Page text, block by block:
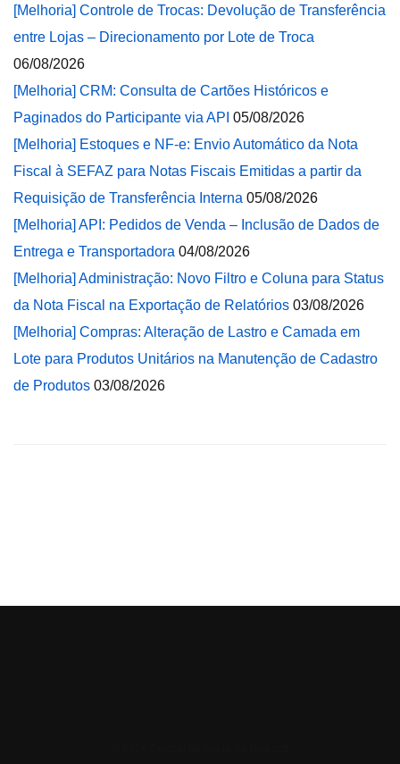
[Melhoria] Controle de Trocas: Devolução de Transferência
entre Lojas – Direcionamento por Lote de Troca
06/08/2026
[Melhoria] CRM: Consulta de Cartões Históricos e
Paginados do Participante via API 05/08/2026
[Melhoria] Estoques e NF-e: Envio Automático da Nota
Fiscal à SEFAZ para Notas Fiscais Emitidas a partir da
Requisição de Transferência Interna 05/08/2026
[Melhoria] API: Pedidos de Venda – Inclusão de Dados de
Entrega e Transportadora 04/08/2026
[Melhoria] Administração: Novo Filtro e Coluna para Status
da Nota Fiscal na Exportação de Relatórios 03/08/2026
[Melhoria] Compras: Alteração de Lastro e Camada em
Lote para Produtos Unitários na Manutenção de Cadastro
de Produtos 03/08/2026